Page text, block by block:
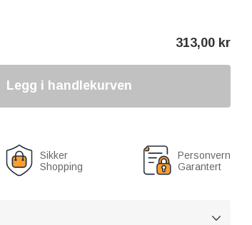
313,00 kr
Legg i handlekurven
Sikker
Shopping
Personvern
Garantert
